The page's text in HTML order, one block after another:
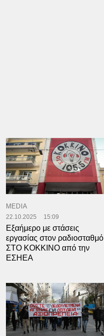
MEDIA
22.10.2025 15:09
Εξαήμερο με στάσεις
εργασίας στον ραδιοσταθμό
ΣΤΟ ΚΟΚΚΙΝΟ από την
ΕΣΗΕΑ